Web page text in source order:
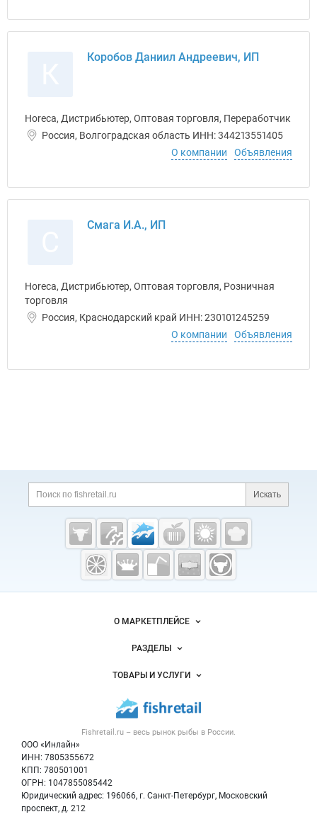
Коробов Даниил Андреевич, ИП
Horeca, Дистрибьютер, Оптовая торговля, Переработчик
Россия, Волгоградская область ИНН: 344213551405
О компании
Объявления
Смага И.А., ИП
Horeca, Дистрибьютер, Оптовая торговля, Розничная
торговля
Россия, Краснодарский край ИНН: 230101245259
О компании
Объявления
Дополнительная информация
Поиск по сайту и
Искать
Cсылки на полезные проекты
Fishretail.ru —
рыба,
морепродукты
Важные разделы и контакты
Fishretail.ru – весь рынок рыбы в России.
ООО «Инлайн»
ИНН: 7805355672
КПП: 780501001
ОГРН: 1047855085442
Юридический адрес: 196066, г. Санкт-Петербург, Московский
проспект, д. 212
Навигация по сайтуО МАРКЕТПЛЕЙСЕ
Новости Fishretail.ru
Размещение рекламы
Публичная оферта
Контактная информация
Политика обработки персональных данных
РАЗДЕЛЫ
Объявления
Новости рынка
Блог
ТОВАРЫ И УСЛУГИ
Рыба
Икра